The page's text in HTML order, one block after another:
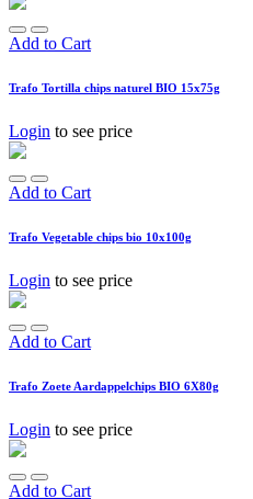
Add to Cart
Trafo Tortilla chips naturel BIO 15x75g
Login to see price
Add to Cart
Trafo Vegetable chips bio 10x100g
Login to see price
Add to Cart
Trafo Zoete Aardappelchips BIO 6X80g
Login to see price
Add to Cart